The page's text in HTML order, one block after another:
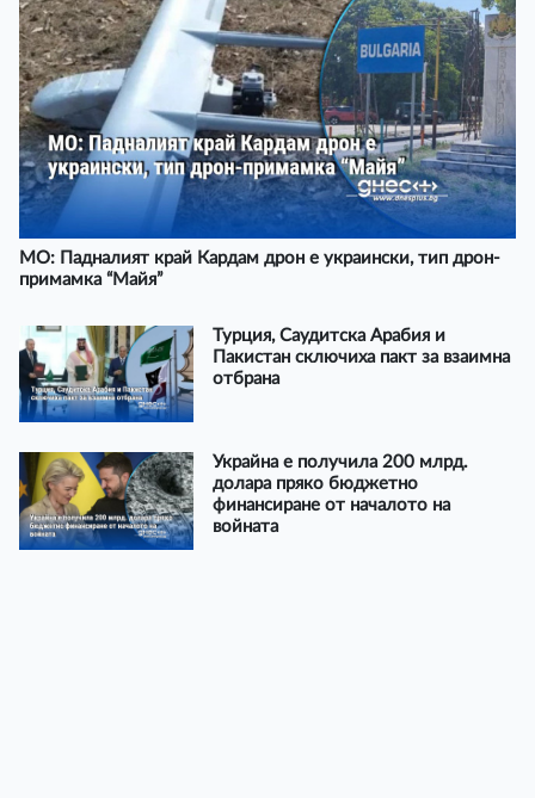
МО: Падналият край Кардам дрон е украински, тип дрон-
примамка “Майя”
Турция, Саудитска Арабия и
Пакистан сключиха пакт за взаимна
отбрана
Украйна е получила 200 млрд.
долара пряко бюджетно
финансиране от началото на
войната